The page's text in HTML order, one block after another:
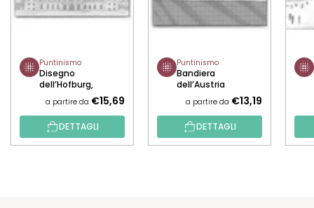
Puntinismo
Disegno
dell’Hofburg,
a partire da €15,69
DETTAGLI
Puntinismo
Bandiera
dell’Austria
a partire da €13,19
DETTAGLI